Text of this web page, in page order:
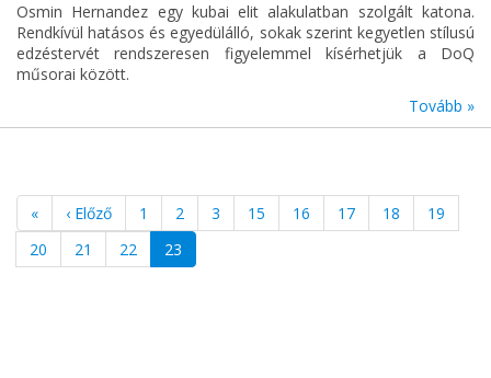
Osmin Hernandez egy kubai elit alakulatban szolgált katona.
Rendkívül hatásos és egyedülálló, sokak szerint kegyetlen stílusú
edzéstervét rendszeresen figyelemmel kísérhetjük a DoQ
műsorai között.
Tovább »
« ‹ Előző 1 2 3 15 16 17 18
19
20
21 22 23